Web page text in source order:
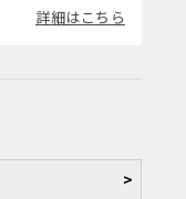
詳細はこちら
>